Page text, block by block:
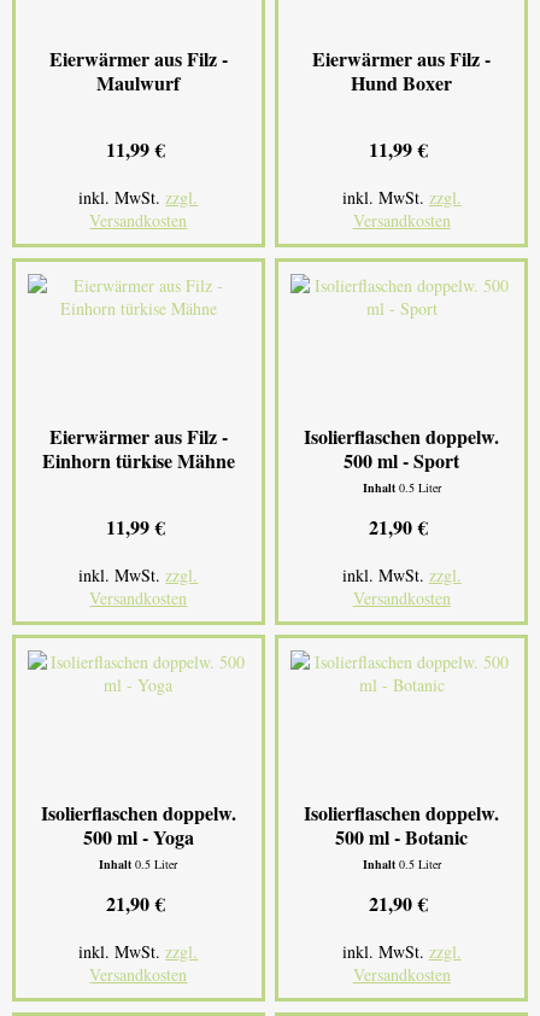
Eierwärmer aus Filz -
Maulwurf
11,99 €
inkl. MwSt.zzgl.
Versandkosten
Eierwärmer aus Filz -
Hund Boxer
11,99 €
inkl. MwSt. zzgl.
Versandkosten
Eierwärmer aus Filz -
Einhorn türkise Mähne
11,99 €
inkl. MwSt.zzgl.
Versandkosten
Isolierflaschen doppelw.
500 ml - Sport
Inhalt 0.5 Liter
21,90 €
inkl. MwSt. zzgl.
Versandkosten
Isolierflaschen doppelw.
500 ml - Yoga
Inhalt0.5 Liter
21,90 €
inkl. MwSt.zzgl.
Versandkosten
Isolierflaschen doppelw.
500 ml - Botanic
Inhalt 0.5 Liter
21,90 €
inkl. MwSt. zzgl.
Versandkosten